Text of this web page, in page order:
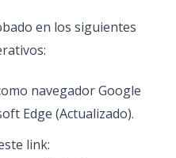
en los siguientes
navegador Google
Edge (Actualizado).
link: